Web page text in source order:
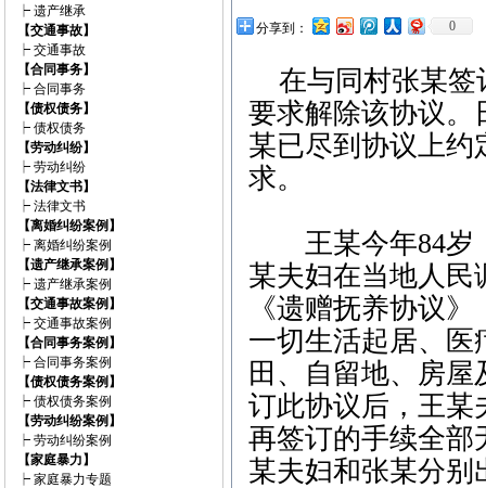
┝ 遗产继承
【交通事故】
┝ 交通事故
【合同事务】
┝ 合同事务
【债权债务】
┝ 债权债务
【劳动纠纷】
┝ 劳动纠纷
【法律文书】
┝ 法律文书
【离婚纠纷案例】
┝ 离婚纠纷案例
【遗产继承案例】
┝ 遗产继承案例
【交通事故案例】
┝ 交通事故案例
【合同事务案例】
┝ 合同事务案例
【债权债务案例】
┝ 债权债务案例
【劳动纠纷案例】
┝ 劳动纠纷案例
【家庭暴力】
┝ 家庭暴力专题
分享到： 0
在与同村张某签
要求解除该协议。
某已尽到协议上约
求。
王某今年84岁，
某夫妇在当地人民
《遗赠抚养协议
一切生活起居、医
田、自留地、房
订此协议后，王某
再签订的手续全部
某夫妇和张某分别